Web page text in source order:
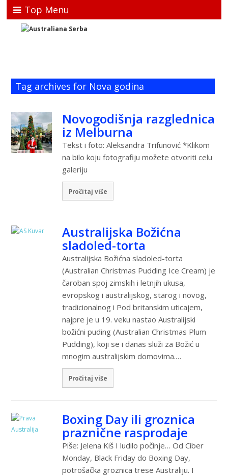
Top Menu
Tag archives for Nova godina
Novogodišnja razglednica
iz Melburna
Tekst i foto: Aleksandra Trifunović *Klikom
na bilo koju fotografiju možete otvoriti celu
galeriju
Pročitaj više
Australijska Božićna
sladoled-torta
Australijska Božićna sladoled-torta
(Australian Christmas Pudding Ice Cream) je
čaroban spoj zimskih i letnjih ukusa,
evropskog i australijskog, starog i novog,
tradicionalnog i Pod britanskim uticajem,
najpre je u 19. veku nastao Australijski
božićni puding (Australian Christmas Plum
Pudding), koji se i danas služi za Božić u
mnogim australijskim domovima.…
Pročitaj više
Boxing Day ili groznica
praznične rasprodaje
Piše: Jelena Kiš I ludilo počinje… Od Ciber
Monday, Black Friday do Boxing Day,
potrošačka groznica trese Australiju. I